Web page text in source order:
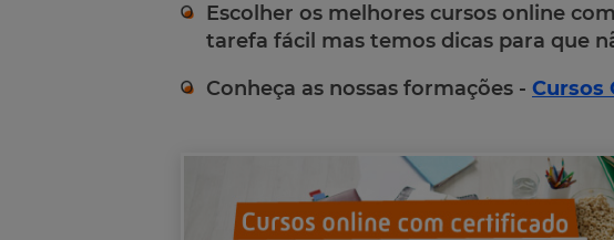
Escolher os melhores cursos online
tarefa fácil mas temos dicas para que
Conheça as nossas formações - Cursos